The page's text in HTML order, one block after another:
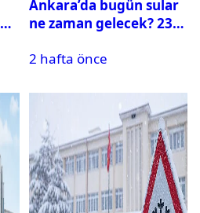
Ankara’da bugün sular
ne zaman gelecek? 23
su kesintisi sorgulama
2 hafta önce